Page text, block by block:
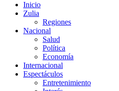
Reporte Relámpago
Claridad y rigor en cada noticia
Inicio
Zulia
Regiones
Nacional
Salud
Política
Economía
Internacional
Espectáculos
Entretenimiento